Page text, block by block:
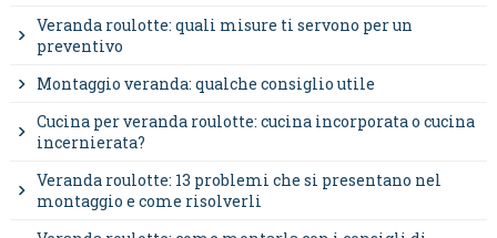
Veranda roulotte: quali misure ti servono per un
preventivo
Montaggio veranda: qualche consiglio utile
Cucina per veranda roulotte: cucina incorporata o cucina
incernierata?
Veranda roulotte: 13 problemi che si presentano nel
montaggio e come risolverli